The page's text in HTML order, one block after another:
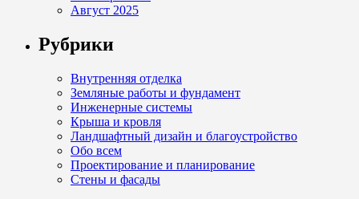
Август 2025
Рубрики
Внутренняя отделка
Земляные работы и фундамент
Инженерные системы
Крыша и кровля
Ландшафтный дизайн и благоустройство
Обо всем
Проектирование и планирование
Стены и фасады